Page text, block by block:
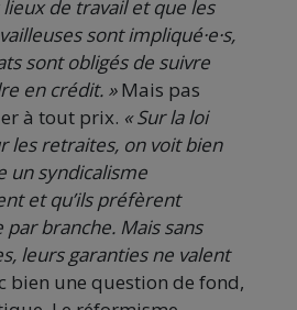
de travail et que les
sont impliqué·e·s,
sont obligés de suivre
en crédit. »Mais pas
à tout prix. « Sur la loi
les retraites, on voit bien
un syndicalisme
et qu’ils préfèrent
branche. Mais sans
leurs garanties ne valent
bien une question de fond,